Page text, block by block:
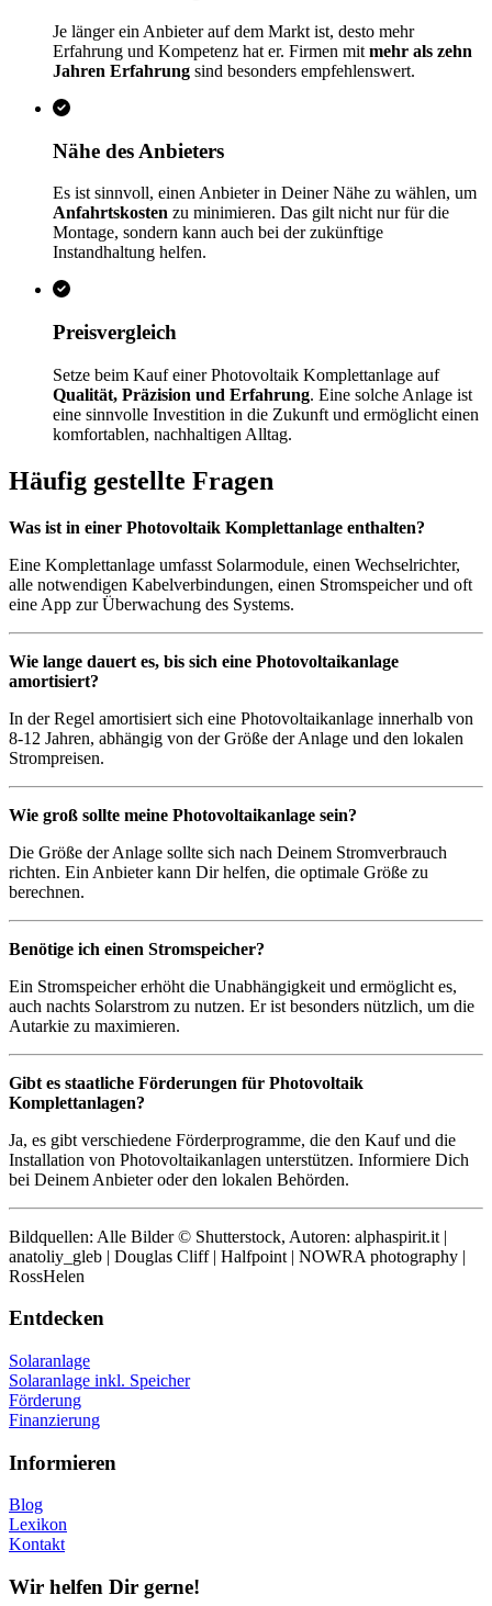
Je länger ein Anbieter auf dem Markt ist, desto mehr
Erfahrung und Kompetenz hat er. Firmen mit mehr als zehn
Jahren Erfahrung sind besonders empfehlenswert.
Nähe des Anbieters
Es ist sinnvoll, einen Anbieter in Deiner Nähe zu wählen, um
Anfahrtskosten zu minimieren. Das gilt nicht nur für die
Montage, sondern kann auch bei der zukünftige
Instandhaltung helfen.
Preisvergleich
Setze beim Kauf einer Photovoltaik Komplettanlage auf
Qualität, Präzision und Erfahrung. Eine solche Anlage ist
eine sinnvolle Investition in die Zukunft und ermöglicht einen
komfortablen, nachhaltigen Alltag.
Häufig gestellte Fragen
Was ist in einer Photovoltaik Komplettanlage enthalten?
Eine Komplettanlage umfasst Solarmodule, einen Wechselrichter,
alle notwendigen Kabelverbindungen, einen Stromspeicher und oft
eine App zur Überwachung des Systems.
Wie lange dauert es, bis sich eine Photovoltaikanlage
amortisiert?
In der Regel amortisiert sich eine Photovoltaikanlage innerhalb von
8-12 Jahren, abhängig von der Größe der Anlage und den lokalen
Strompreisen.
Wie groß sollte meine Photovoltaikanlage sein?
Die Größe der Anlage sollte sich nach Deinem Stromverbrauch
richten. Ein Anbieter kann Dir helfen, die optimale Größe zu
berechnen.
Benötige ich einen Stromspeicher?
Ein Stromspeicher erhöht die Unabhängigkeit und ermöglicht es,
auch nachts Solarstrom zu nutzen. Er ist besonders nützlich, um die
Autarkie zu maximieren.
Gibt es staatliche Förderungen für Photovoltaik
Komplettanlagen?
Ja, es gibt verschiedene Förderprogramme, die den Kauf und die
Installation von Photovoltaikanlagen unterstützen. Informiere Dich
bei Deinem Anbieter oder den lokalen Behörden.
Bildquellen: Alle Bilder © Shutterstock, Autoren: alphaspirit.it |
anatoliy_gleb | Douglas Cliff | Halfpoint | NOWRA photography |
RossHelen
Entdecken
Solaranlage
Solaranlage inkl. Speicher
Förderung
Finanzierung
Informieren
Blog
Lexikon
Kontakt
Wir helfen Dir gerne!